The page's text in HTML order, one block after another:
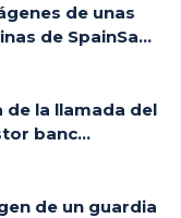
de unas
de SpainSa...
de la llamada del
banc...
de un guardia